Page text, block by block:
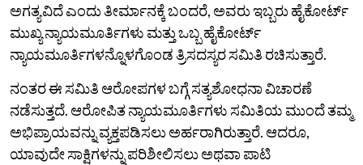
ಅಗತ್ಯವಿದೆ ಎಂದು ತೀರ್ಮಾನಕ್ಕೆ ಬಂದರೆ, ಅವರು ಇಬ್ಬರು ಹೈಕೋರ್ಟ್‌
ಮುಖ್ಯ ನ್ಯಾಯಮೂರ್ತಿಗಳು ಮತ್ತು ಒಬ್ಬ ಹೈಕೋರ್ಟ್
ನ್ಯಾಯಮೂರ್ತಿಗಳನ್ನೊಳಗೊಂಡ ತ್ರಿಸದಸ್ಯರ ಸಮಿತಿ ರಚಿಸುತ್ತಾರೆ.
ನಂತರ ಈ ಸಮಿತಿ ಆರೋಪಗಳ ಬಗ್ಗೆ ಸತ್ಯಶೋಧನಾ ವಿಚಾರಣೆ
ನಡೆಸುತ್ತದೆ. ಆರೋಪಿತ ನ್ಯಾಯಮೂರ್ತಿಗಳು ಸಮಿತಿಯ ಮುಂದೆ ತಮ್ಮ
ಅಭಿಪ್ರಾಯವನ್ನು ವ್ಯಕ್ತಪಡಿಸಲು ಅರ್ಹರಾಗಿರುತ್ತಾರೆ. ಆದರೂ,
ಯಾವುದೇ ಸಾಕ್ಷಿಗಳನ್ನು ಪರಿಶೀಲಿಸಲು ಅಥವಾ ಪಾಟಿ‌